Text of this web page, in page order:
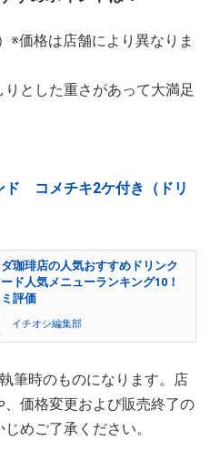
※価格は店舗により異なりま
りとした重さがあって大満足
ド コメチキ2ケ付き（ドリ
ダ珈琲店の人気おすすめドリンク
ド人気メニューランキング10！
評価
イチオシ編集部
筆時のものになります。店
価格変更および販売終了の
めご了承ください。